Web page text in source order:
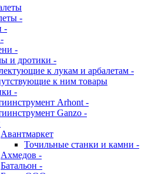
-
-
-
и дротики -
к лукам и арбалетам -
к ним товары
-
Arhont -
Ganzo -
Авантмаркет
Точильные станки и камни -
Ахмедов -
Батальон -